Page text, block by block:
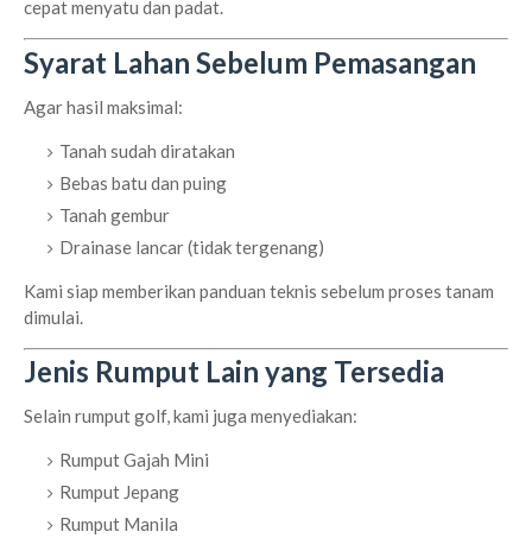
cepat menyatu dan padat.
Syarat Lahan Sebelum Pemasangan
Agar hasil maksimal:
Tanah sudah diratakan
Bebas batu dan puing
Tanah gembur
Drainase lancar (tidak tergenang)
Kami siap memberikan panduan teknis sebelum proses tanam
dimulai.
Jenis Rumput Lain yang Tersedia
Selain rumput golf, kami juga menyediakan:
Rumput Gajah Mini
Rumput Jepang
Rumput Manila